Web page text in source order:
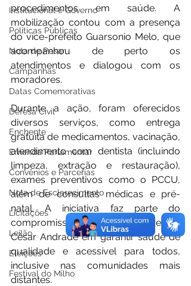
Institucional e Governo
Políticas Públicas
Nota de Pesar
Campanhas
Datas Comemorativas
Defesa Civil
Enchente
Emenda Parlamentar
Convênios e Parcerias
Nota de Esclarecimento
Licitações
Leilão
Eleições
Festival do Milho
procedimentos em saúde. A
mobilização contou com a presença
do vice-prefeito Guarsonio Melo, que
acompanhou de perto os
atendimentos e dialogou com os
moradores.
Durante a ação, foram oferecidos
diversos serviços, como entrega
gratuita de medicamentos, vacinação,
atendimento com dentista (incluindo
limpeza, extração e restauração),
exames preventivos como o PCCU,
além de consultas médicas e pré-
natal. A iniciativa faz parte do
compromisso da gestão do prefeito
César Andrade em garantir saúde de
qualidade e acessível para todos,
inclusive nas comunidades mais
distantes.